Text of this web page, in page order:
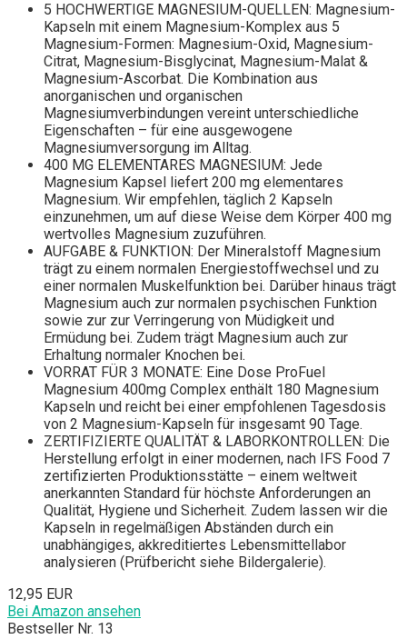
5 HOCHWERTIGE MAGNESIUM-QUELLEN: Magnesium-
Kapseln mit einem Magnesium-Komplex aus 5
Magnesium-Formen: Magnesium-Oxid, Magnesium-
Citrat, Magnesium-Bisglycinat, Magnesium-Malat &
Magnesium-Ascorbat. Die Kombination aus
anorganischen und organischen
Magnesiumverbindungen vereint unterschiedliche
Eigenschaften – für eine ausgewogene
Magnesiumversorgung im Alltag.
400 MG ELEMENTARES MAGNESIUM: Jede
Magnesium Kapsel liefert 200 mg elementares
Magnesium. Wir empfehlen, täglich 2 Kapseln
einzunehmen, um auf diese Weise dem Körper 400 mg
wertvolles Magnesium zuzuführen.
AUFGABE & FUNKTION: Der Mineralstoff Magnesium
trägt zu einem normalen Energiestoffwechsel und zu
einer normalen Muskelfunktion bei. Darüber hinaus trägt
Magnesium auch zur normalen psychischen Funktion
sowie zur zur Verringerung von Müdigkeit und
Ermüdung bei. Zudem trägt Magnesium auch zur
Erhaltung normaler Knochen bei.
VORRAT FÜR 3 MONATE: Eine Dose ProFuel
Magnesium 400mg Complex enthält 180 Magnesium
Kapseln und reicht bei einer empfohlenen Tagesdosis
von 2 Magnesium-Kapseln für insgesamt 90 Tage.
ZERTIFIZIERTE QUALITÄT & LABORKONTROLLEN: Die
Herstellung erfolgt in einer modernen, nach IFS Food 7
zertifizierten Produktionsstätte – einem weltweit
anerkannten Standard für höchste Anforderungen an
Qualität, Hygiene und Sicherheit. Zudem lassen wir die
Kapseln in regelmäßigen Abständen durch ein
unabhängiges, akkreditiertes Lebensmittellabor
analysieren (Prüfbericht siehe Bildergalerie).
12,95 EUR
Bei Amazon ansehen
Bestseller Nr. 13